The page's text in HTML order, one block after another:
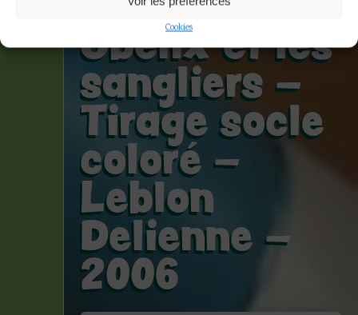
Cookies
Obelix et les
sangliers –
Tirage socle
coloré –
Leblon
Delienne –
2006